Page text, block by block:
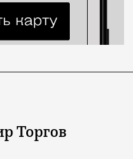
Торгов